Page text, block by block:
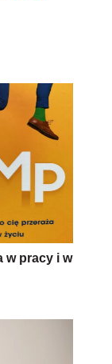
w pracy i w